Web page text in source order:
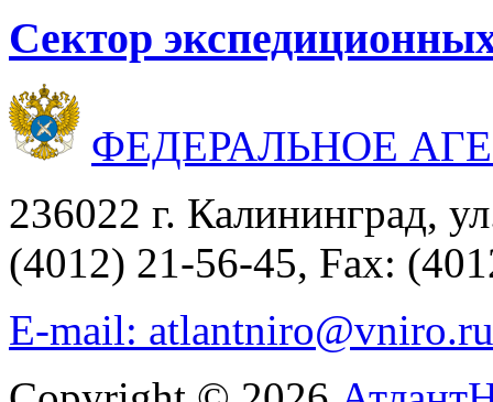
Сектор
ФЕДЕРАЛЬНОЕ
236022 г. Калининград,
(4012) 21-56-45, Fax:
E-mail: atlantniro@vniro.ru